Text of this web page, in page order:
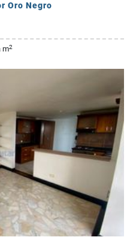
Oro Negro
m2